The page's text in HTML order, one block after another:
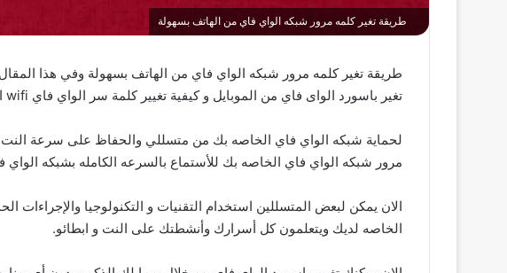
طريقة تغير كلمه مرور شبكه الواي فاي من الهاتف بسهولة
تغير باسورد الواى فاي من الموبايل و كيفية تغيير كلمة سر الواي فاي wifi الخاص بك وايضاً كيفية تغير باسور الواي فاي Te Data.
لحماية شبكه الواي فاي الخاصه بك من متسللي والحفاظ على سرعة النت
مرور شبكه الواي فاي الخاصه بك للأستماع بالسرعه الكامله بشبكه
الان يمكن لبعض المتسللين استخدام التقنيات و التكنولوجيا
الخاصه لديك ويتعلمون كل أسرارك وأنشطتك على النت و ابطائو.